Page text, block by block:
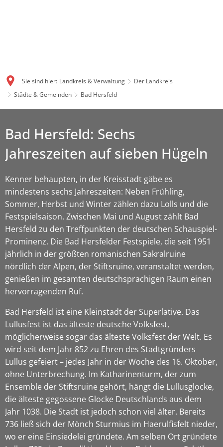
Sie sind hier: Landkreis & Verwaltung
Der Landkreis
Städte & Gemeinden
Bad Hersfeld
Bad Hersfeld: Sechs
Jahreszeiten auf sieben Hügeln
Kenner behaupten, in der Kreisstadt gäbe es
mindestens sechs Jahreszeiten: Neben Frühling,
Sommer, Herbst und Winter zählen dazu Lolls und die
Festspielsaison. Zwischen Mai und August zählt Bad
Hersfeld zu den Treffpunkten der deutschen Schauspiel-
Prominenz. Die Bad Hersfelder Festspiele, die seit 1951
jährlich in der größten romanischen Sakralruine
nördlich der Alpen, der Stiftsruine, veranstaltet werden,
genießen im gesamten deutschsprachigen Raum einen
hervorragenden Ruf.
Bad Hersfeld ist eine Kleinstadt der Superlative. Das
Lullusfest ist das älteste deutsche Volksfest,
möglicherweise sogar das älteste Volksfest der Welt. Es
wird seit dem Jahr 852 zu Ehren des Stadtgründers
Lullus gefeiert – jedes Jahr in der Woche des 16. Oktober,
ohne Unterbrechung. Im Katharinenturm, der zum
Ensemble der Stiftsruine gehört, hängt die Lullusglocke,
die älteste gegossene Glocke Deutschlands aus dem
Jahr 1038. Die Stadt ist jedoch schon viel älter. Bereits
736 ließ sich der Mönch Sturmius im Haerulfisfelt nieder,
wo er eine Einsiedelei gründete. Am selben Ort gründete